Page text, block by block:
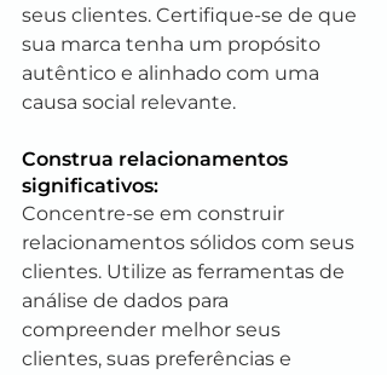
seus clientes. Certifique-se de que
sua marca tenha um propósito
autêntico e alinhado com uma
causa social relevante.
Construa relacionamentos
significativos:
Concentre-se em construir
relacionamentos sólidos com seus
clientes. Utilize as ferramentas de
análise de dados para
compreender melhor seus
clientes, suas preferências e